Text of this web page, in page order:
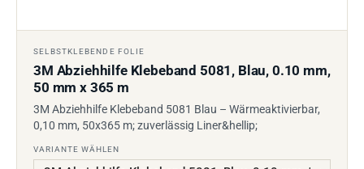
SELBSTKLEBENDE FOLIE
3M Abziehhilfe Klebeband 5081, Blau, 0.10 mm,
50 mm x 365 m
3M Abziehhilfe Klebeband 5081 Blau – Wärmeaktivierbar,
0,10 mm, 50x365 m; zuverlässig Liner&hellip;
VARIANTE WÄHLEN